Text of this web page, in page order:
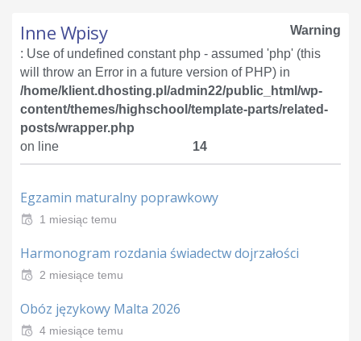
Inne Wpisy
Warning
: Use of undefined constant php - assumed 'php' (this
will throw an Error in a future version of PHP) in
/home/klient.dhosting.pl/admin22/public_html/wp-
content/themes/highschool/template-parts/related-
posts/wrapper.php
on line
14
Egzamin maturalny poprawkowy
1 miesiąc temu
Harmonogram rozdania świadectw dojrzałości
2 miesiące temu
Obóz językowy Malta 2026
4 miesiące temu